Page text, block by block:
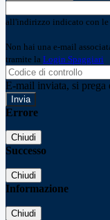
all'indirizzo indicato con le
Non hai una e-mail
tramite la Login Spaggiari
E-mail inviata, si prega
Errore
Chiudi
Successo
Chiudi
Informazione
Chiudi